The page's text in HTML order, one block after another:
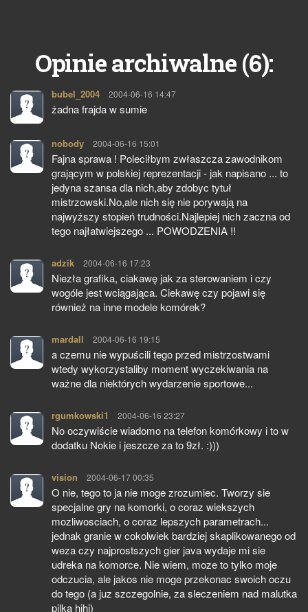
Opinie archiwalne (6):
bubel_2004 pisze:
2004-06-16 14:47
żadna frajda w sumie
nobody pisze:
2004-06-16 15:01
Fajna sprawa ! Poleciłbym zwłaszcza zawodnikom
grającym w polskiej reprezentacji - jak napisano ... to
jedyna szansa dla nich,aby zdobyc tytuł
mistrzowski.No,ale nich się nie porywają na
najwyższy stopień trudności.Najlepiej nich zaczna od
tego najłatwiejszego ... POWODZENIA !!
adzik pisze:
2004-06-16 17:23
Niezła grafika, ciakawę jak za sterowaniem i czy
wogóle jest wciągająca. Ciekawę czy pojawi się
również na inne modele komórek?
mardall pisze:
2004-06-16 19:15
a czemu nie wypuścili tego przed mistrzostwami
wtedy wykorzystaliby moment wyczekiwania na
ważne dla niektórych wydarzenie sportowe...
rgumkowski1 pisze:
2004-06-16 23:27
No oczywiście wiadomo na telefon komórkowy i to w
dodatku Nokie i jeszcze za to 9zł. :)))
vision pisze:
2004-06-17 00:35
O nie, tego to ja nie moge zrozumiec. Tworzy sie
specjalne gry na komorki, o coraz wiekszych
mozliwosciach, o coraz lepszych parametrach...
jednak granie w cokolwiek bardziej skaplikowanego od
weza czy najprostszych gier java wydaje mi sie
udreka na komorce. Nie wiem, moze to tylko moje
odczucia, ale jakos nie moge przekonac swoich oczu
do tego (a juz szczegolnie, za sleczeniem nad malutka
pilka hihi)